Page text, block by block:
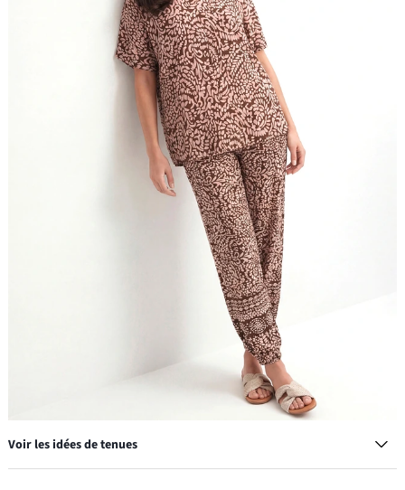
Voir les idées de tenues